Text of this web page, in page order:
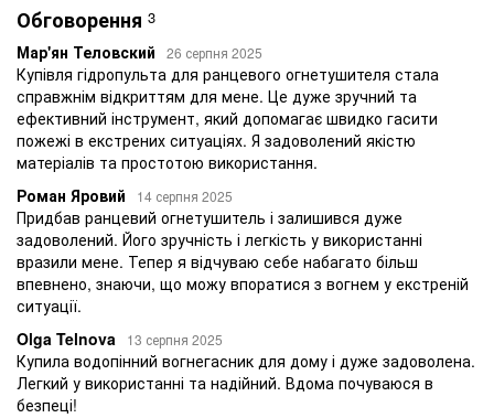
Обговорення 3
Мар'ян Теловский 26 серпня 2025
Купівля гідропульта для ранцевого огнетушителя стала
справжнім відкриттям для мене. Це дуже зручний та
ефективний інструмент, який допомагає швидко гасити
пожежі в екстрених ситуаціях. Я задоволений якістю
матеріалів та простотою використання.
Роман Яровий
14 серпня 2025
Придбав ранцевий огнетушитель і залишився дуже
задоволений. Його зручність і легкість у використанні
вразили мене. Тепер я відчуваю себе набагато більш
впевнено, знаючи, що можу впоратися з вогнем у екстреній
ситуації.
Olga Telnova
13 серпня 2025
Купила водопінний вогнегасник для дому і дуже задоволена.
Легкий у використанні та надійний. Вдома почуваюся в
безпеці!